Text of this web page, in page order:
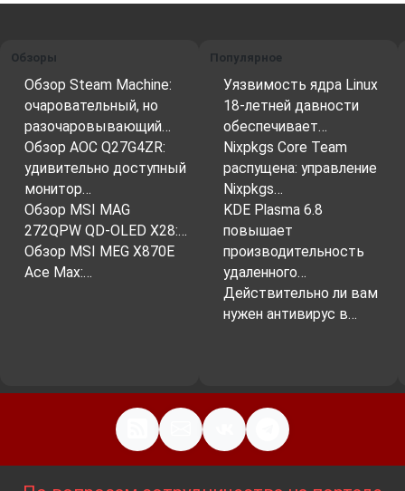
Обзоры
Обзор Steam Machine:
очаровательный, но
разочаровывающий…
Обзор AOC Q27G4ZR:
удивительно доступный
монитор…
Обзор MSI MAG
272QPW QD-OLED X28:…
Обзор MSI MEG X870E
Ace Max:…
Популярное
Уязвимость ядра Linux
18-летней давности
обеспечивает…
Nixpkgs Core Team
распущена: управление
Nixpkgs…
KDE Plasma 6.8
повышает
производительность
удаленного…
Действительно ли вам
нужен антивирус в…